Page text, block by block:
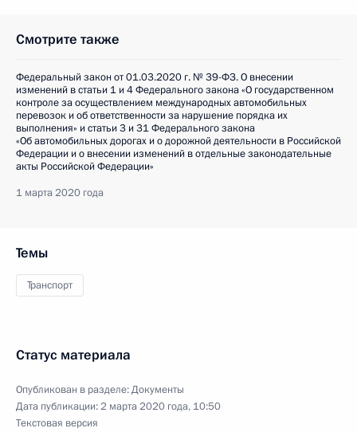
Смотрите также
Федеральный закон от 01.03.2020 г. № 39-ФЗ. О внесении
изменений в статьи 1 и 4 Федерального закона «О государственном
контроле за осуществлением международных автомобильных
перевозок и об ответственности за нарушение порядка их
выполнения» и статьи 3 и 31 Федерального закона
«Об автомобильных дорогах и о дорожной деятельности в Российской
Федерации и о внесении изменений в отдельные законодательные
акты Российской Федерации»
1 марта 2020 года
Темы
Транспорт
Статус материала
Опубликован в разделе:Документы
Дата публикации:2 марта 2020 года, 10:50
Текстовая версия